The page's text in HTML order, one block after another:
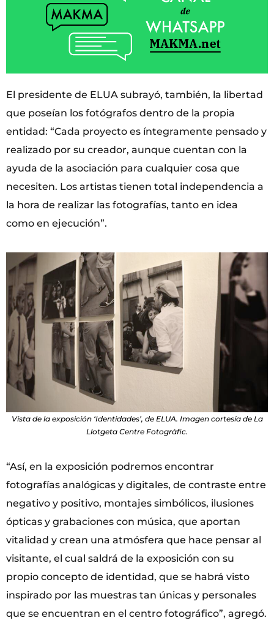
El presidente de ELUA subrayó, también, la libertad
que poseían los fotógrafos dentro de la propia
entidad: “Cada proyecto es íntegramente pensado y
realizado por su creador, aunque cuentan con la
ayuda de la asociación para cualquier cosa que
necesiten. Los artistas tienen total independencia a
la hora de realizar las fotografías, tanto en idea
como en ejecución”.
Vista de la exposición ‘Identidades’, de ELUA. Imagen cortesía de La
Llotgeta Centre Fotogràfic.
“Así, en la exposición podremos encontrar
fotografías analógicas y digitales, de contraste entre
negativo y positivo, montajes simbólicos, ilusiones
ópticas y grabaciones con música, que aportan
vitalidad y crean una atmósfera que hace pensar al
visitante, el cual saldrá de la exposición con su
propio concepto de identidad, que se habrá visto
inspirado por las muestras tan únicas y personales
que se encuentran en el centro fotográfico”, agregó.